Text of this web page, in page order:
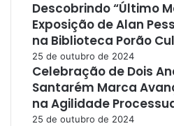
Descobrindo “Último
Exposição de Alan
na Biblioteca Porão
25 de outubro de 2024
Celebração de Dois
Santarém Marca
na Agilidade
25 de outubro de 2024